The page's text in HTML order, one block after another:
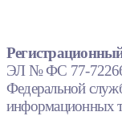
ЭЛ № ФС 77-72266
Федеральной
информационных